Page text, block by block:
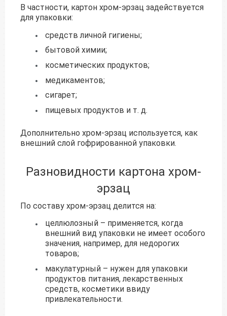
В частности, картон хром-эрзац задействуется
для упаковки:
средств личной гигиены;
бытовой химии;
косметических продуктов;
медикаментов;
сигарет;
пищевых продуктов и т. д.
Дополнительно хром-эрзац используется, как
внешний слой гофрированной упаковки.
Разновидности картона хром-
эрзац
По составу хром-эрзац делится на:
целлюлозный – применяется, когда
внешний вид упаковки не имеет особого
значения, например, для недорогих
товаров;
макулатурный – нужен для упаковки
продуктов питания, лекарственных
средств, косметики ввиду
привлекательности.